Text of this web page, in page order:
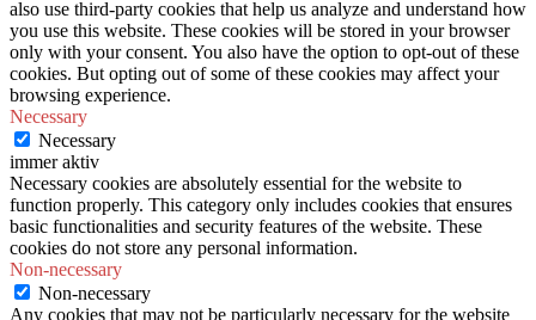
also use third-party cookies that help us analyze and understand how
you use this website. These cookies will be stored in your browser
only with your consent. You also have the option to opt-out of these
cookies. But opting out of some of these cookies may affect your
browsing experience.
Necessary
Necessary
immer aktiv
Necessary cookies are absolutely essential for the website to
function properly. This category only includes cookies that ensures
basic functionalities and security features of the website. These
cookies do not store any personal information.
Non-necessary
Non-necessary
Any cookies that may not be particularly necessary for the website